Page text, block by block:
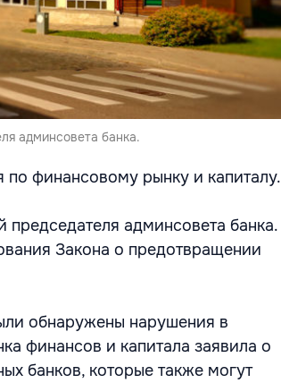
админсовета банка.
финансовому рынку и капиталу.
председателя админсовета банка.
Закона о предотвращении
обнаружены нарушения в
финансов и капитала заявила о
банков, которые также могут